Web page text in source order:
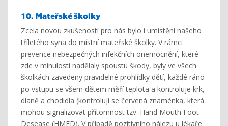
10. Mateřské školky
Zcela novou zkušeností pro nás bylo i umístění našeho
tříletého syna do místní mateřské školky. V rámci
prevence nebezpečných infekčních onemocnění, které
zde v minulosti nadělaly spoustu škody, byly ve všech
školkách zavedeny pravidelné prohlídky dětí, každé ráno
po vstupu se všem dětem měří teplota a kontroluje krk,
dlaně a chodidla (kontrolují se červená znaménka, která
mohou signalizovat přítomnost tzv. Hand Mouth Foot
Desease (HMFD). V případě pozitivního nálezu u lékaře